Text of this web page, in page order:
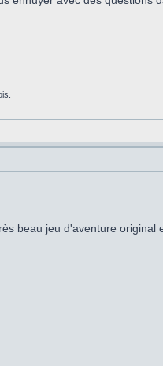
beau jeu d'aventure original